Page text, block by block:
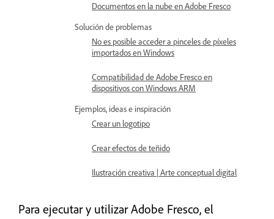
Documentos en la nube en Adobe Fresco
Solución de problemas
No es posible acceder a pinceles de píxeles
importados en Windows
Compatibilidad de Adobe Fresco en
dispositivos con Windows ARM
Ejemplos, ideas e inspiración
Crear un logotipo
Crear efectos de teñido
Ilustración creativa | Arte conceptual digital
Para ejecutar y utilizar Adobe Fresco, el